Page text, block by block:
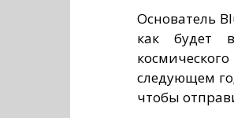
Основатель
как будет
следующем
чтобы